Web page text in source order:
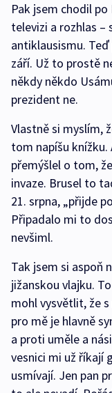
Pak jsem chodil
televizi a rozhlas –
antiklausismu.
září. Už to prostě
někdy někdo
prezident ne.
Vlastně si myslím,
tom napíšu
přemýšlel o tom,
invaze. Brusel to
21. srpna, „přijde
Připadalo mi to
nevšiml.
Tak jsem si aspoň
jižanskou vlajku.
mohl vysvětlit, že
pro mě je hlavně
a proti uměle a
vesnici mi už říkají
usmívají. Jen pan